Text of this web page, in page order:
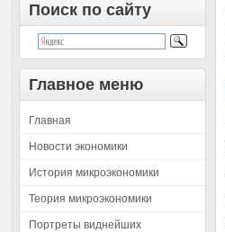
Поиск по сайту
Главное меню
Главная
Новости экономики
История микроэкономики
Теория микроэкономики
Портреты виднейших